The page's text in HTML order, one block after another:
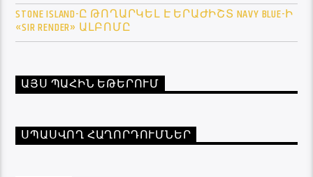
STONE ISLAND-Ը ԹՈՂԱՐԿԵԼ Է ԵՐԱԺԻՇՏ NAVY BLUE-Ի
«SIR RENDER» ԱԼԲՈՄԸ
ԱՅՍ ՊԱՀԻՆ ԵԹԵՐՈՒՄ
ՍՊԱՍՎՈՂ ՀԱՂՈՐԴՈՒՄՆԵՐ